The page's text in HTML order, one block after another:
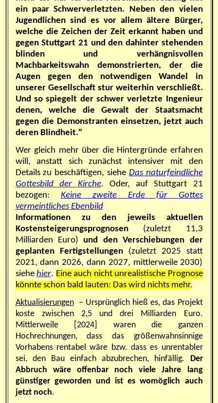
ein paar Schwerverletzten. Neben den vielen
Jugendlichen sind es vor allem ältere Bürger,
welche die Zeichen der Zeit erkannt haben und
gegen Stuttgart 21 und den dahinter stehenden
blinden und verhängnisvollen
Machbarkeitswahn demonstrierten, der die
Augen gegen den notwendigen Wandel in
unserer Gesellschaft stur weiterhin verschließt.
Und so spiegelt der schwer verletzte Ingenieur
denen, welche die Gewalt der Staatsmacht
gegen die Demonstranten einsetzen, jetzt auch
deren Blindheit."
Wer gleich mehr über die Hintergründe erfahren
will, anstatt sich zunächst intensiver mit den
Details zu beschäftigen, siehe Das naturfeindliche
Gottesbild der Kirche.Oder, auf Stuttgart 21
bezogen:
Keine zweite Erde für Gottes
vermeintliches Ebenbild
Informationen zu den jeweils aktuellen
Kostensteigerungsprognosen(zuletzt 11,3
Milliarden Euro) und den Verschiebungen der
geplanten Fertigstellungen (zuletzt 2025 statt
2021, dann 2026, dann 2027, mittlerweile 2030)
siehe hier. Eine auch nicht unrealistische Prognose
könnte schon bald lauten: Das wird nichts mehr.
Aktualisierungen– Ursprünglich hieß es, das Projekt
koste zwischen 2,5 und drei Milliarden Euro.
Mittlerweile [2024] waren die ganzen
Hochrechnungen, dass das größenwahnsinnige
Vorhabens rentabel wäre bzw. dass es unrentabler
sei, den Bau einfach abzubrechen, hinfällig.
Der
Abbruch wäre offenbar noch viele Jahre lang
günstiger geworden und ist es womöglich auch
jetzt noch.